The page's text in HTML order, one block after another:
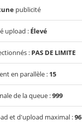
publicité
upload : Élevé
: PAS DE LIMITE
en parallèle : 15
de la queue :999
et d'upload maximal :96